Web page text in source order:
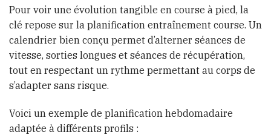
Pour voir une évolution tangible en course à pied, la
clé repose sur la planification entraînement course. Un
calendrier bien conçu permet d’alterner séances de
vitesse, sorties longues et séances de récupération,
tout en respectant un rythme permettant au corps de
s’adapter sans risque.
Voici un exemple de planification hebdomadaire
adaptée à différents profils :